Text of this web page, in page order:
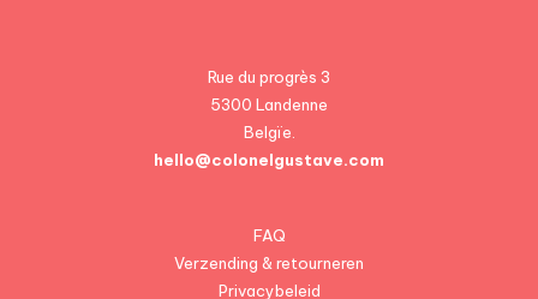
Rue du progrès 3
5300 Landenne
Belgïe.
hello@colonelgustave.com
FAQ
Verzending & retourneren
Privacybeleid